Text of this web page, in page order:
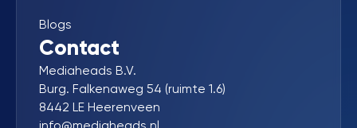
Blogs
Contact
Mediaheads B.V.
Burg. Falkenaweg 54 (ruimte 1.6)
8442 LE Heerenveen